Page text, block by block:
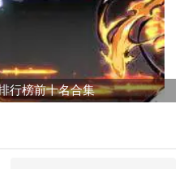
行榜前十名合集